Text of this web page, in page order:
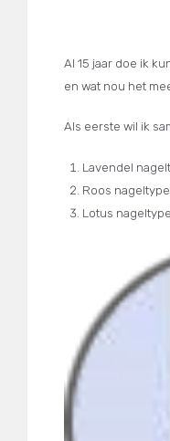
Al 15 jaar doe ik
en wat nou het
Als eerste wil ik
Lavendel
Roos
Lotus